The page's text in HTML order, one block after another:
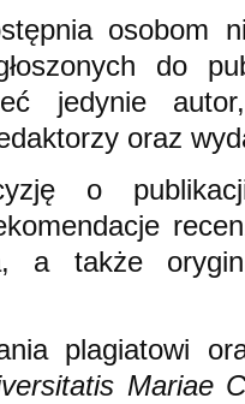
osobom
do
jedynie
oraz
o
a także
plagiatowi
Mariae